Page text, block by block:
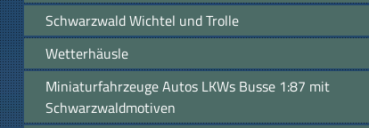
Schwarzwald Wichtel und Trolle
Wetterhäusle
Miniaturfahrzeuge Autos LKWs Busse 1:87 mit
Schwarzwaldmotiven